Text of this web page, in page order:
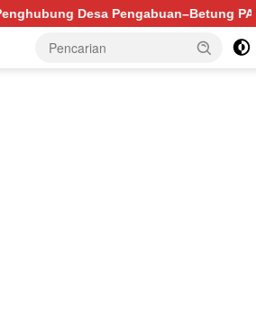
PALI Hancur, Truk Batu Bara